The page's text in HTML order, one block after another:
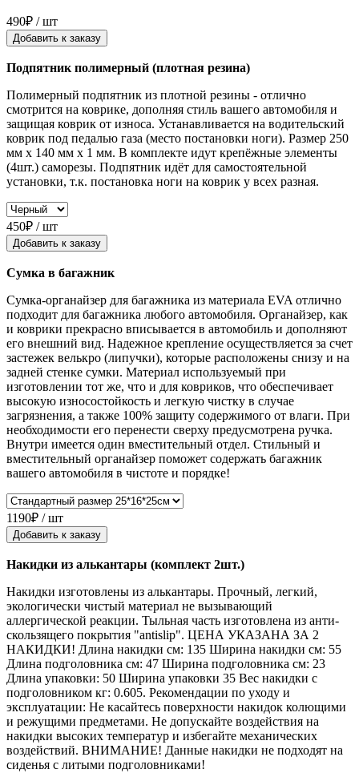
490₽ / шт
Добавить к заказу
Подпятник полимерный (плотная резина)
Полимерный подпятник из плотной резины - отлично
смотрится на коврике, дополняя стиль вашего автомобиля и
защищая коврик от износа. Устанавливается на водительский
коврик под педалью газа (место постановки ноги). Размер 250
мм x 140 мм x 1 мм. В комплекте идут крепёжные элементы
(4шт.) саморезы. Подпятник идёт для самостоятельной
установки, т.к. постановка ноги на коврик у всех разная.
450₽ / шт
Добавить к заказу
Сумка в багажник
Сумка-органайзер для багажника из материала EVA отлично
подходит для багажника любого автомобиля. Органайзер, как
и коврики прекрасно вписывается в автомобиль и дополняют
его внешний вид. Надежное крепление осуществляется за счет
застежек велькро (липучки), которые расположены снизу и на
задней стенке сумки. Материал используемый при
изготовлении тот же, что и для ковриков, что обеспечивает
высокую износостойкость и легкую чистку в случае
загрязнения, а также 100% защиту содержимого от влаги. При
необходимости его перенести сверху предусмотрена ручка.
Внутри имеется один вместительный отдел. Стильный и
вместительный органайзер поможет содержать багажник
вашего автомобиля в чистоте и порядке!
1190₽ / шт
Добавить к заказу
Накидки из алькантары (комплект 2шт.)
Накидки изготовлены из алькантары. Прочный, легкий,
экологически чистый материал не вызывающий
аллергической реакции. Тыльная часть изготовлена из анти-
скользящего покрытия "antislip". ЦЕНА УКАЗАНА ЗА 2
НАКИДКИ! Длина накидки см: 135 Ширина накидки см: 55
Длина подголовника см: 47 Ширина подголовника см: 23
Длина упаковки: 50 Ширина упаковки 35 Вес накидки с
подголовником кг: 0.605. Рекомендации по уходу и
эксплуатации: Не касайтесь поверхности накидок колющими
и режущими предметами. Не допускайте воздействия на
накидки высоких температур и избегайте механических
воздействий. ВНИМАНИЕ! Данные накидки не подходят на
сиденья с литыми подголовниками!